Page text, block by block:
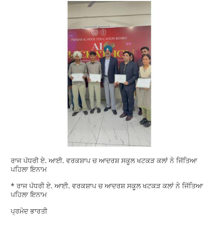
ਰਾਜ ਪੱਧਰੀ ਏ. ਆਈ. ਵਰਕਸ਼ਾਪ ਚ ਆਦਰਸ਼ ਸਕੂਲ ਖਟਕੜ ਕਲਾਂ ਨੇ ਜਿੱਤਿਆ
ਪਹਿਲਾ ਇਨਾਮ
* ਰਾਜ ਪੱਧਰੀ ਏ. ਆਈ. ਵਰਕਸ਼ਾਪ ਚ ਆਦਰਸ਼ ਸਕੂਲ ਖਟਕੜ ਕਲਾਂ ਨੇ ਜਿੱਤਿਆ
ਪਹਿਲਾ ਇਨਾਮ
ਪ੍ਰਮੋਦ ਭਾਰਤੀ